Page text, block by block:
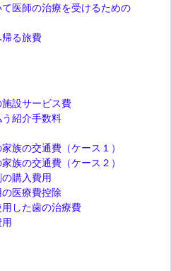
医師の治療を受けるための
る旅費
設サービス費
紹介手数料
族の交通費（ケース１）
族の交通費（ケース２）
購入費用
医療費控除
した歯の治療費